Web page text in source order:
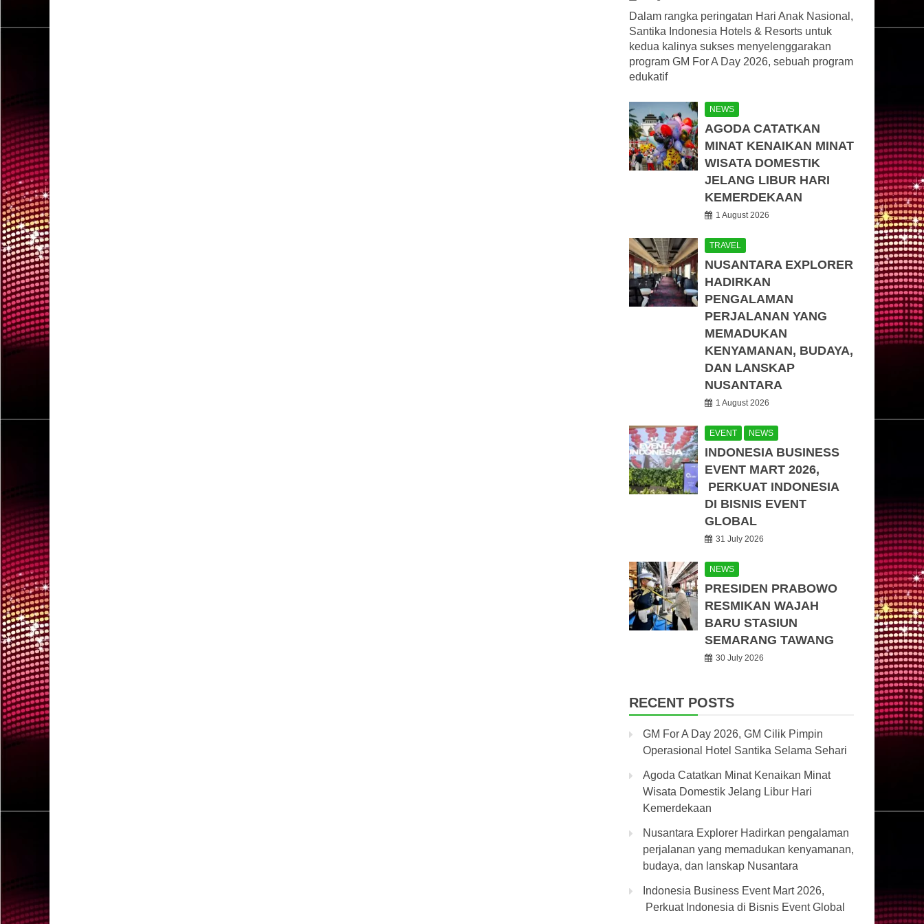
Dalam rangka peringatan Hari Anak Nasional,
Santika Indonesia Hotels & Resorts untuk
kedua kalinya sukses menyelenggarakan
program GM For A Day 2026, sebuah program
edukatif
NEWS
AGODA CATATKAN
MINAT KENAIKAN MINAT
WISATA DOMESTIK
JELANG LIBUR HARI
KEMERDEKAAN
1 August 2026
TRAVEL
NUSANTARA EXPLORER
HADIRKAN
PENGALAMAN
PERJALANAN YANG
MEMADUKAN
KENYAMANAN, BUDAYA,
DAN LANSKAP
NUSANTARA
1 August 2026
EVENT NEWS
INDONESIA BUSINESS
EVENT MART 2026,
PERKUAT INDONESIA
DI BISNIS EVENT
GLOBAL
31 July 2026
NEWS
PRESIDEN PRABOWO
RESMIKAN WAJAH
BARU STASIUN
SEMARANG TAWANG
30 July 2026
RECENT POSTS
GM For A Day 2026, GM Cilik Pimpin
Operasional Hotel Santika Selama Sehari
Agoda Catatkan Minat Kenaikan Minat
Wisata Domestik Jelang Libur Hari
Kemerdekaan
Nusantara Explorer Hadirkan pengalaman
perjalanan yang memadukan kenyamanan,
budaya, dan lanskap Nusantara
Indonesia Business Event Mart 2026,
Perkuat Indonesia di Bisnis Event Global